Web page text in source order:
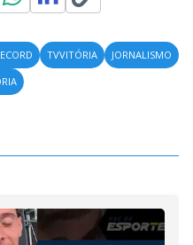
TVVITÓRIA
JORNALISMO